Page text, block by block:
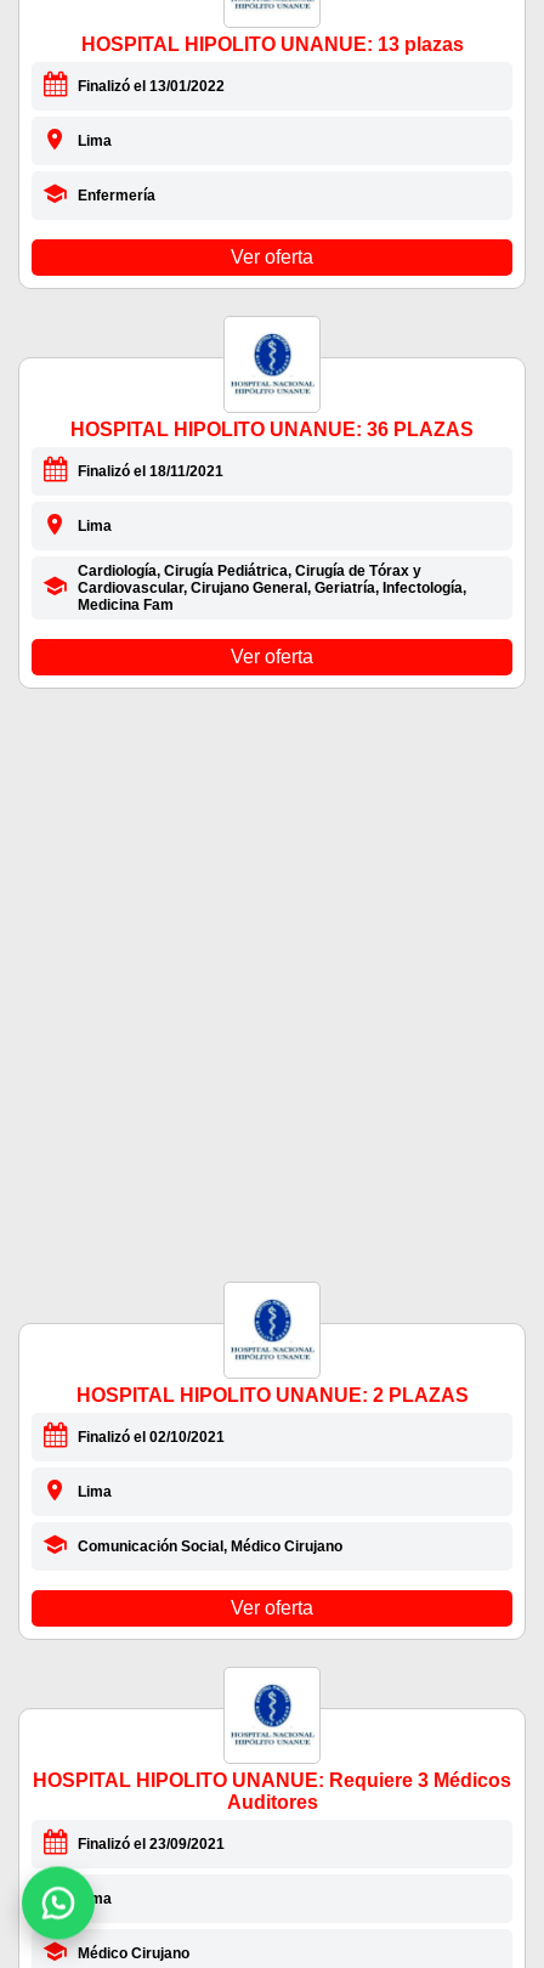
HOSPITAL HIPOLITO UNANUE: 13 plazas
Finalizó el 13/01/2022
Lima
Enfermería
Ver oferta
HOSPITAL HIPOLITO UNANUE: 36 PLAZAS
Finalizó el 18/11/2021
Lima
Cardiología, Cirugía Pediátrica, Cirugía de Tórax y
Cardiovascular, Cirujano General, Geriatría, Infectología,
Medicina Fam
Ver oferta
HOSPITAL HIPOLITO UNANUE: 2 PLAZAS
Finalizó el 02/10/2021
Lima
Comunicación Social, Médico Cirujano
Ver oferta
HOSPITAL HIPOLITO UNANUE: Requiere 3 Médicos
Auditores
Finalizó el 23/09/2021
Lima
Médico Cirujano